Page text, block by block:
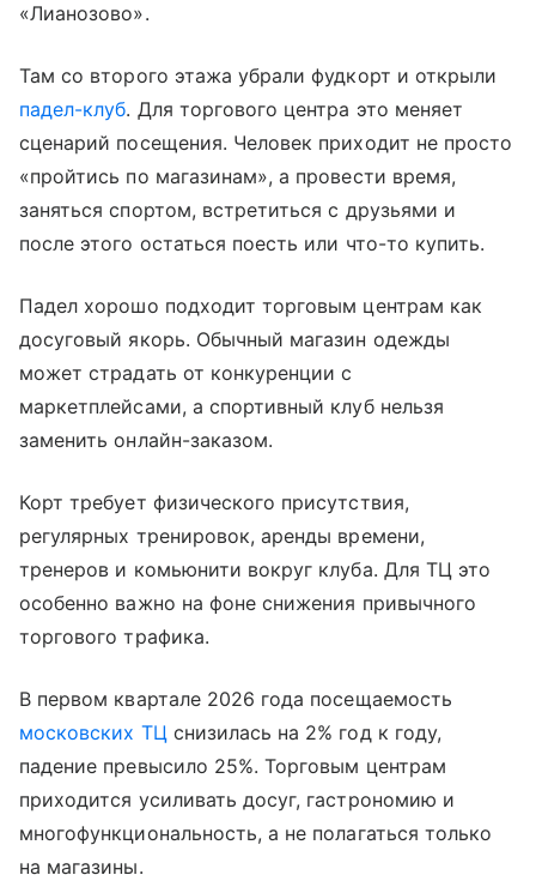
«Лианозово».
Там со второго этажа убрали фудкорт и открыли
падел-клуб. Для торгового центра это меняет
сценарий посещения. Человек приходит не просто
«пройтись по магазинам», а провести время,
заняться спортом, встретиться с друзьями и
после этого остаться поесть или что-то купить.
Падел хорошо подходит торговым центрам как
досуговый якорь. Обычный магазин одежды
может страдать от конкуренции с
маркетплейсами, а спортивный клуб нельзя
заменить онлайн-заказом.
Корт требует физического присутствия,
регулярных тренировок, аренды времени,
тренеров и комьюнити вокруг клуба. Для ТЦ это
особенно важно на фоне снижения привычного
торгового трафика.
В первом квартале 2026 года посещаемость
московских ТЦснизилась на 2% год к году,
падение превысило 25%. Торговым центрам
приходится усиливать досуг, гастрономию и
многофункциональность, а не полагаться только
на магазины.